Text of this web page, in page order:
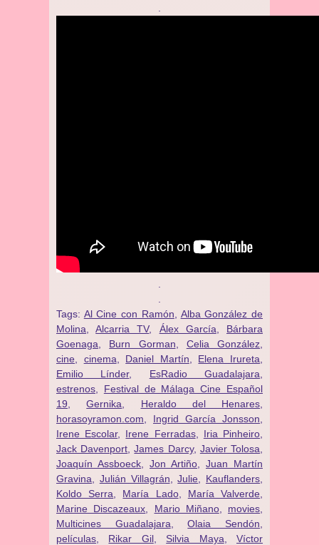
Tags: Al Cine con Ramón
Alba González de
Molina ,Alcarria TV, Álex García
Bárbara
Goenaga
Burn Gorman Celia González
cine
cinema Daniel Martín Elena Irureta
Emilio Línder, EsRadio Guadalajara
estrenos
Festival de Málaga Cine Español
19 ,Gernika Heraldo del Henares
horasoyramon.com
Ingrid García Jonsson
Irene Escolar, Irene Ferradas, Iria Pinheiro
Jack Davenport ,James Darcy, Javier Tolosa
Joaquín Assboeck
Jon Artiño
Juan Martín
Gravina
Julián Villagrán ,Julie Kauflanders
Koldo Serra
María Lado, María Valverde
Marine Discazeaux
Mario Miñano, movies
Multicines Guadalajara ,Olaia Sendón
películas
Rikar Gil, Silvia Maya ,Víctor